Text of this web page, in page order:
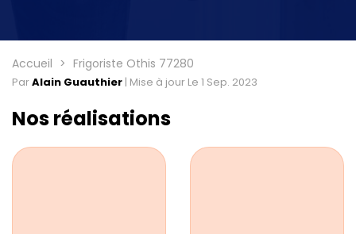
Accueil Frigoriste Othis 77280
ParAlain Guauthier | Mise à jour Le 1 Sep. 2023
Nos réalisations